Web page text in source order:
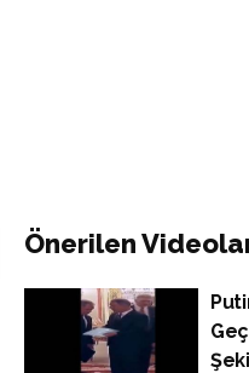
Önerilen